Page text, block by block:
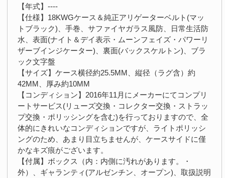
【年式】----
【仕様】18KWGケース＆純正アリゲーターベルト(マッ
トブラック)、手巻、サファイヤガラス風防、日常生活防
水、表面(ナイト＆デイ表示・ムーンフェイズ・パワーリ
ザーブインジケーター)、裏面(バックスケルトン)、ブラ
ック文字盤
【サイズ】ケース横径約25.5MM、縦径（ラグ含）約
42MM、厚み約10MM
【コンディション】2016年11月にメーカーにてコンプリ
ートサービス(リューズ交換・コレクター交換・ストラッ
プ交換・ポリッシングを含む)を行っておりますので、全
体的にきれいなコンディションですが、ライトポリッシ
ングのため、あまり目立ちませんが、ケースサイドに僅
かなキズ痕がございます。
【付属】ボックス（内：内側に汚れがあります。・
外）、ギャランティ(アルゼンチン、オープン)、取扱説明